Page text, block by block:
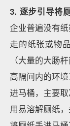
3. 逐步引导将
企业普遍没有
走的纸张或物
（大量的大肠
高隔间内的环
进马桶，主要
用易溶解厕纸